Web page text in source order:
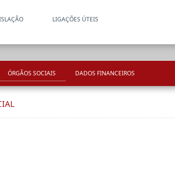
LIGAÇÕES ÚTEIS
ÓRGÃOS SOCIAIS DADOS FINANCEIROS